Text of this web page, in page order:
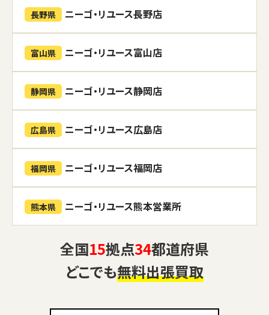
長野県 ニーゴ・リユース長野店
富山県 ニーゴ・リユース富山店
静岡県 ニーゴ・リユース静岡店
広島県 ニーゴ・リユース広島店
福岡県 ニーゴ・リユース福岡店
熊本県 ニーゴ・リユース熊本営業所
全国15拠点34都道府県
どこでも無料出張買取